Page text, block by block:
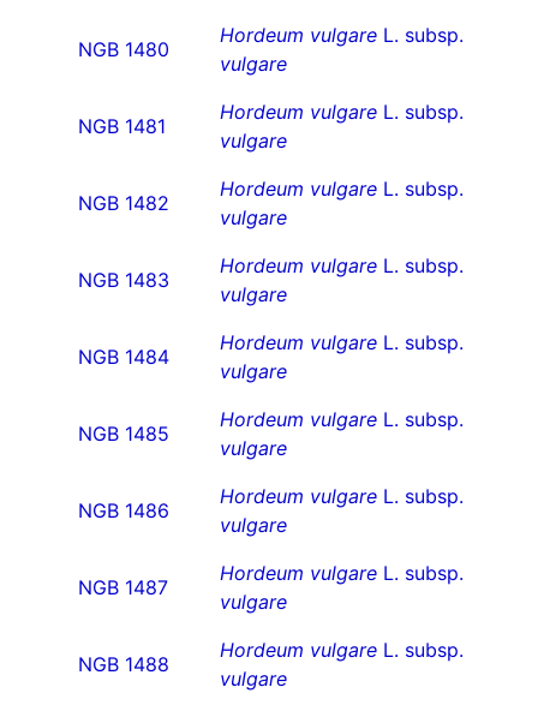
NGB 1480
Hordeum vulgare L. subsp.
vulgare
NGB 1481
Hordeum vulgare L. subsp.
vulgare
NGB 1482
Hordeum vulgare L. subsp.
vulgare
NGB 1483
Hordeum vulgare L. subsp.
vulgare
NGB 1484
Hordeum vulgare L. subsp.
vulgare
NGB 1485
Hordeum vulgare L. subsp.
vulgare
NGB 1486
Hordeum vulgare L. subsp.
vulgare
NGB 1487
Hordeum vulgare L. subsp.
vulgare
NGB 1488
Hordeum vulgare L. subsp.
vulgare